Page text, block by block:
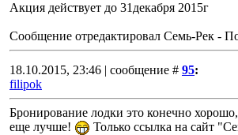
Акция действует до 31декабря 2015г
Сообщение отредактировал Семь-Рек -
18.10.2015, 23:46 | сообщение # 95:
filipok
Бронирование лодки это конечно
еще лучше!
Только ссылка на сайт